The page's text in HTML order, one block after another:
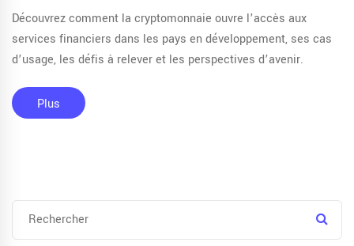
Découvrez comment la cryptomonnaie ouvre l’accès aux
services financiers dans les pays en développement, ses cas
d’usage, les défis à relever et les perspectives d’avenir.
Plus